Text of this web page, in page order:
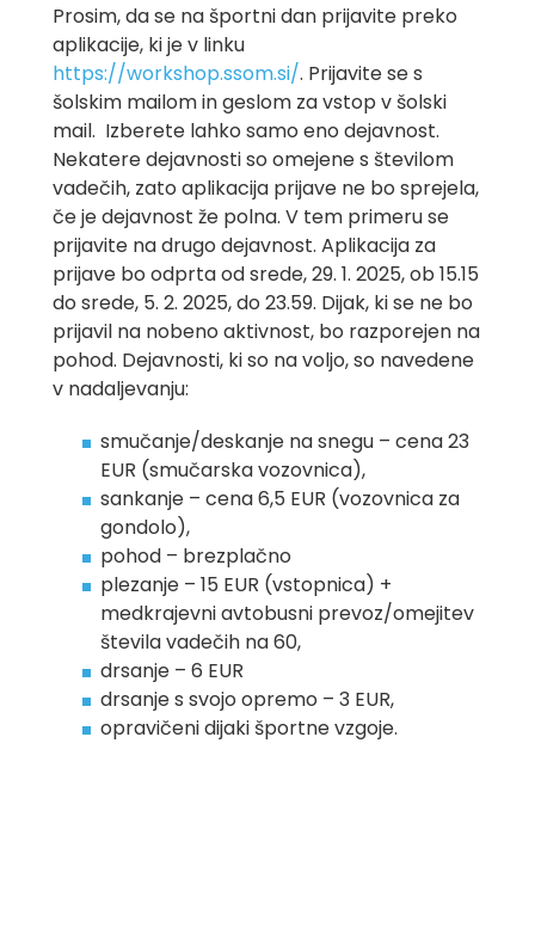
Prosim, da se na športni dan prijavite preko
aplikacije, ki je v linku
https://workshop.ssom.si/. Prijavite se s
šolskim mailom in geslom za vstop v šolski
mail. Izberete lahko samo eno dejavnost.
Nekatere dejavnosti so omejene s številom
vadečih, zato aplikacija prijave ne bo sprejela,
če je dejavnost že polna. V tem primeru se
prijavite na drugo dejavnost. Aplikacija za
prijave bo odprta od srede, 29. 1. 2025, ob 15.15
do srede, 5. 2. 2025, do 23.59. Dijak, ki se ne bo
prijavil na nobeno aktivnost, bo razporejen na
pohod. Dejavnosti, ki so na voljo, so navedene
v nadaljevanju:
smučanje/deskanje na snegu – cena 23
EUR (smučarska vozovnica),
sankanje – cena 6,5 EUR (vozovnica za
gondolo),
pohod – brezplačno
plezanje – 15 EUR (vstopnica) +
medkrajevni avtobusni prevoz/omejitev
števila vadečih na 60,
drsanje – 6 EUR
drsanje s svojo opremo – 3 EUR,
opravičeni dijaki športne vzgoje.